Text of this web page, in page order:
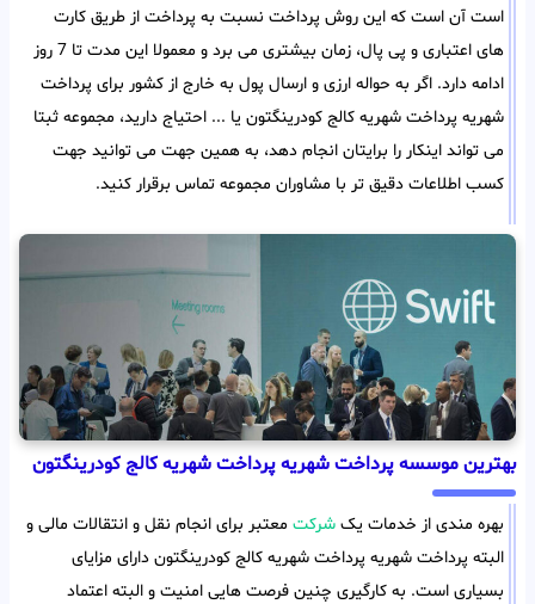
است آن است که این روش پرداخت نسبت به پرداخت از طریق کارت
های اعتباری و پی پال، زمان بیشتری می برد و معمولا این مدت تا 7 روز
ادامه دارد. اگر به حواله ارزی و ارسال پول به خارج از کشور برای پرداخت
شهریه پرداخت شهریه کالج کودرینگتون یا ... احتیاج دارید، مجموعه ثبتا
می تواند اینکار را برایتان انجام دهد، به همین جهت می توانید جهت
کسب اطلاعات دقیق تر با مشاوران مجموعه تماس برقرار کنید.
بهترین موسسه پرداخت شهریه پرداخت شهریه کالج کودرینگتون
بهره مندی از خدمات یک شرکت معتبر برای انجام نقل و انتقالات مالی و
البته پرداخت شهریه پرداخت شهریه کالج کودرینگتون دارای مزایای
بسیاری است. به کارگیری چنین فرصت هایی امنیت و البته اعتماد